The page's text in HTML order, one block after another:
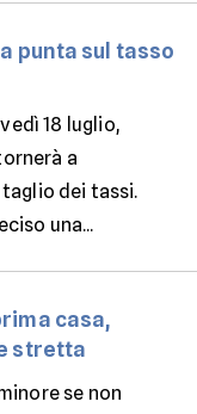
punta sul tasso
18 luglio,
a
dei tassi.
una...
casa,
stretta
se non